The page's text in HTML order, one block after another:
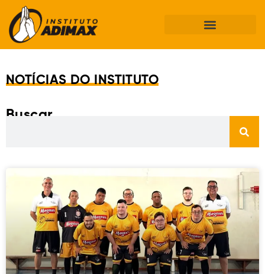
NOTÍCIAS DO INSTITUTO
Buscar